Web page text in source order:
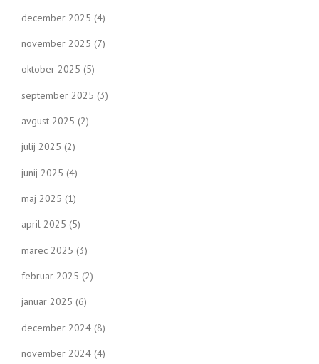
december 2025 (4)
november 2025 (7)
oktober 2025 (5)
september 2025 (3)
avgust 2025 (2)
julij 2025 (2)
junij 2025 (4)
maj 2025 (1)
april 2025 (5)
marec 2025 (3)
februar 2025 (2)
januar 2025 (6)
december 2024 (8)
november 2024 (4)